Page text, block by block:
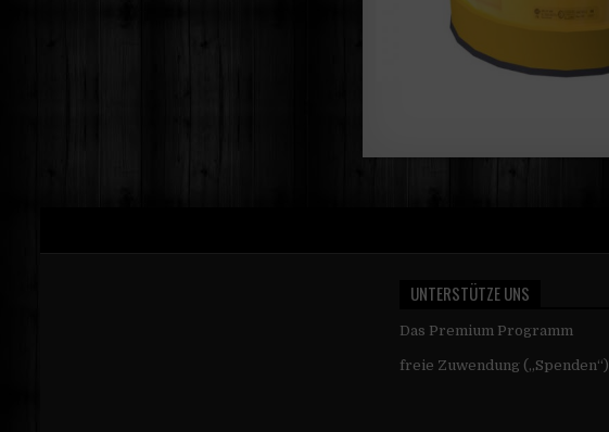
UNTERSTÜTZE UNS
Das Premium Programm
freie Zuwendung („Spenden“)